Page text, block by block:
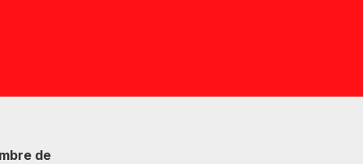
de